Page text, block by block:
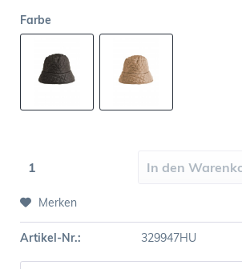
Farbe
In den
Merken
Artikel-Nr.: 329947HU